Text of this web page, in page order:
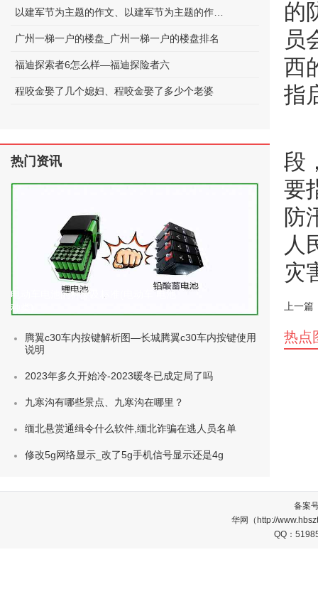
的
员
西
指
段
要
防
人
灾
上一篇
广州一梯一户的楼盘_广州一梯一户的楼盘排名
福迪探索者6怎么样—福迪探险者六
程咬金娶了几个媳妇、程咬金娶了多少个老婆
热门资讯
电动车电池的种类及标准(电动车 电池
种类)
腾翼c30车内按键解析图—长城腾翼c30车内按键使用
说明
2023年多久开始冷-2023暖冬已成定局了吗
九寒沟有哪些景点、九寒沟在哪里？
缅北悬赏通缉令什么软件,缅北诈骗在逃人员名单
修改5g网络显示_改了5g手机信号显示还是4g
热点
备案
华网（http://
QQ：